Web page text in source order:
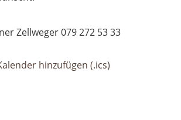
Zellweger 079 272 53 33
hinzufügen (.ics)